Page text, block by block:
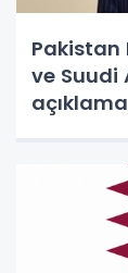
Pakistan
ve Suudi
açıklama